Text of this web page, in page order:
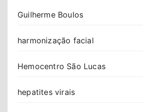
Guilherme Boulos
harmonização facial
Hemocentro São Lucas
hepatites virais